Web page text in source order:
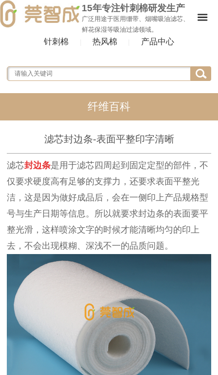
15年专注针刺棉研发生产
广泛用途于医用绷带、烟嘴吸油滤芯、
鲜花保湿等吸油过滤领域。
针刺棉 热风棉 产品中心
纤维百科
滤芯封边条-表面平整印字清晰
滤芯封边条是用于滤芯四周起到固定定型的部件，不
仅要求硬度高有足够的支撑力，还要求表面平整光
洁，这是因为做好成品后，会在一侧印上产品规格型
号与生产日期等信息。所以就要求封边条的表面要平
整光滑，这样喷涂文字的时候才能清晰均匀的印上
去，不会出现模糊、深浅不一的品质问题。